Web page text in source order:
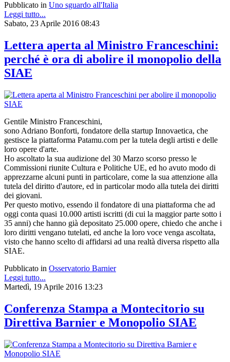
Pubblicato in Uno sguardo all'Italia
Leggi tutto...
Sabato, 23 Aprile 2016 08:43
Lettera aperta al Ministro Franceschini:
perché è ora di abolire il monopolio della
SIAE
Gentile Ministro Franceschini,
sono Adriano Bonforti, fondatore della startup Innovaetica, che
gestisce la piattaforma Patamu.com per la tutela degli artisti e delle
loro opere d'arte.
Ho ascoltato la sua audizione del 30 Marzo scorso presso le
Commissioni riunite Cultura e Politiche UE, ed ho avuto modo di
apprezzarne alcuni punti in particolare, come la sua attenzione alla
tutela del diritto d'autore, ed in particolar modo alla tutela dei diritti
dei giovani.
Per questo motivo, essendo il fondatore di una piattaforma che ad
oggi conta quasi 10.000 artisti iscritti (di cui la maggior parte sotto i
35 anni) che hanno già depositato 25.000 opere, chiedo che anche i
loro diritti vengano tutelati, ed anche la loro voce venga ascoltata,
visto che hanno scelto di affidarsi ad una realtà diversa rispetto alla
SIAE.
Pubblicato in Osservatorio Barnier
Leggi tutto...
Martedì, 19 Aprile 2016 13:23
Conferenza Stampa a Montecitorio su
Direttiva Barnier e Monopolio SIAE